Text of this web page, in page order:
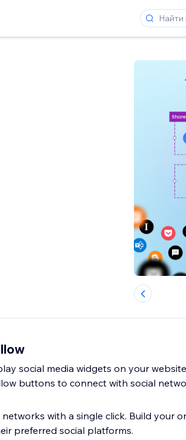
social media widgets on your
buttons to connect with social
with a single click. Build your
preferred social platforms.